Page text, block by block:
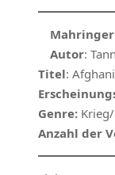
Autor:
Titel:
Genre:
Anzahl der